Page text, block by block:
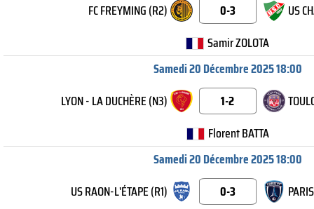
FC FREYMING (R2)
0-3
US
Samir ZOLOTA
Samedi 20 Décembre 2025 18:00
LYON - LA DUCHÈRE (N3)
1-2
Florent BATTA
Samedi 20 Décembre 2025 18:00
US RAON-L'ÉTAPE (R1)
0-3